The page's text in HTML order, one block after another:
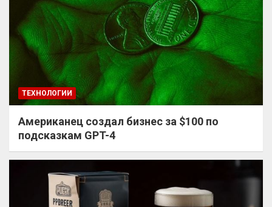
ТЕХНОЛОГИИ
Американец создал бизнес за $100 по
подсказкам GPT-4